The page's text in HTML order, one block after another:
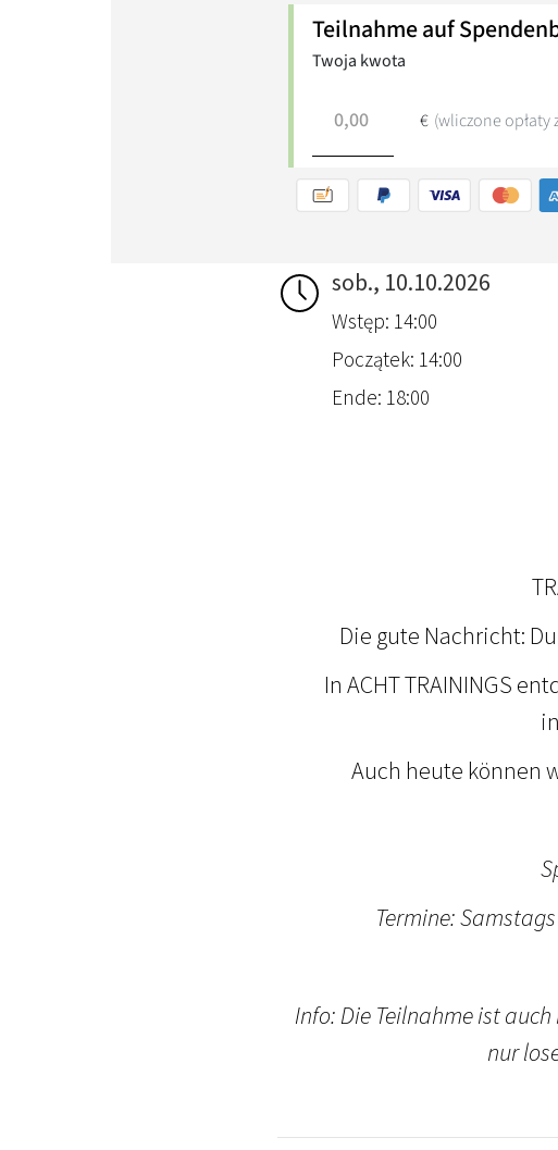
sob., 10.10.2026
Wstęp: 14:00
Początek: 14:00
Ende: 18:00
Die gute Nachricht:
In ACHT TRAININGS
Auch heute können
Termine:
Info: Die Teilnahme ist
nur